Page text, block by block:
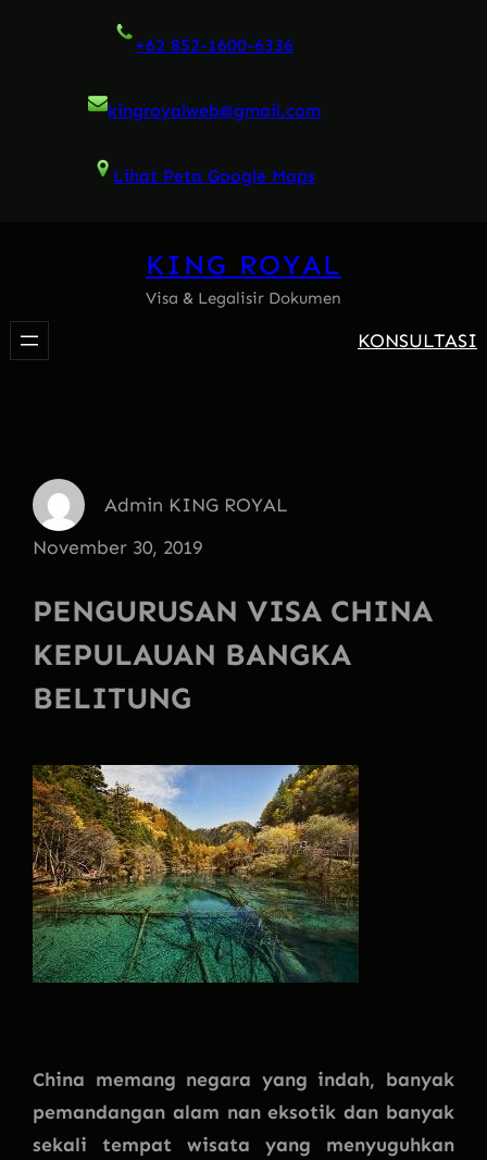
+62 852-1600-6336
kingroyalweb@gmail.com
Lihat Peta Google Maps
KING ROYAL
Visa & Legalisir Dokumen
KONSULTASI
Admin KING ROYAL
November 30, 2019
PENGURUSAN VISA CHINA
KEPULAUAN BANGKA
BELITUNG
China memang negara yang indah, banyak
pemandangan alam nan eksotik dan banyak
sekali tempat wisata yang menyuguhkan